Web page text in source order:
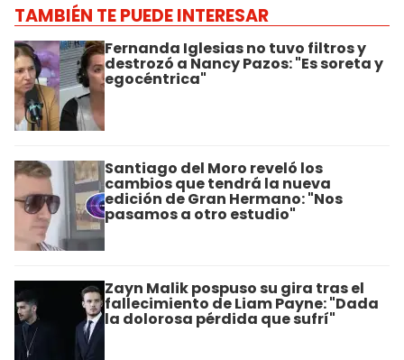
TAMBIÉN TE PUEDE INTERESAR
Fernanda Iglesias no tuvo filtros y
destrozó a Nancy Pazos: "Es soreta y
egocéntrica"
Santiago del Moro reveló los
cambios que tendrá la nueva
edición de Gran Hermano: "Nos
pasamos a otro estudio"
Zayn Malik pospuso su gira tras el
fallecimiento de Liam Payne: "Dada
la dolorosa pérdida que sufrí"